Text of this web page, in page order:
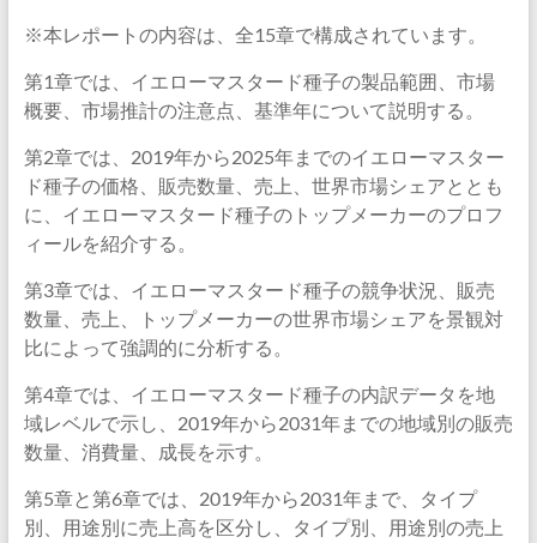
※本レポートの内容は、全15章で構成されています。
第1章では、イエローマスタード種子の製品範囲、市場
概要、市場推計の注意点、基準年について説明する。
第2章では、2019年から2025年までのイエローマスター
ド種子の価格、販売数量、売上、世界市場シェアととも
に、イエローマスタード種子のトップメーカーのプロフ
ィールを紹介する。
第3章では、イエローマスタード種子の競争状況、販売
数量、売上、トップメーカーの世界市場シェアを景観対
比によって強調的に分析する。
第4章では、イエローマスタード種子の内訳データを地
域レベルで示し、2019年から2031年までの地域別の販売
数量、消費量、成長を示す。
第5章と第6章では、2019年から2031年まで、タイプ
別、用途別に売上高を区分し、タイプ別、用途別の売上